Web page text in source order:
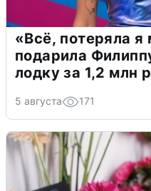
«Всё, потеряла
подарила
лодку за 1,2 млн
5 августа 171